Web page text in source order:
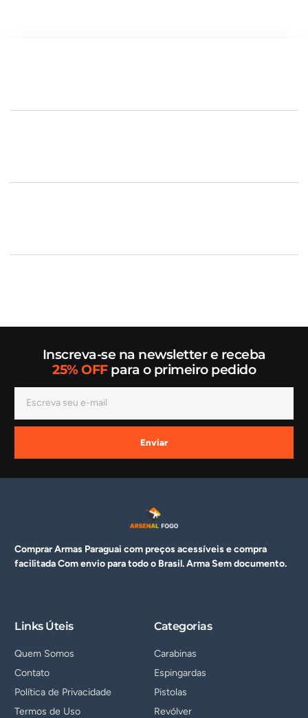
Inscreva-se na newsletter e receba
25% OFFpara o primeiro pedido
Enviar
Comprar Armas Paraguai com preços acessíveis e compra
facilitada Com envio para todo o Brasil. ArmaSem documento.
Links Úteis
Quem Somos
Contato
Política de Privacidade
Termos de Uso
Categorias
Carabinas
Espingardas
Pistolas
Revólver